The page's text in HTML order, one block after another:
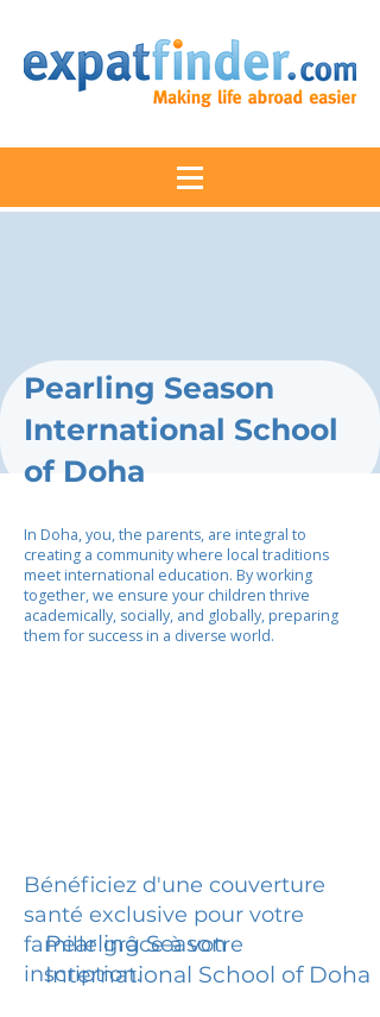
Pearling Season
International School
of Doha
In Doha, you, the parents, are integral to
creating a community where local traditions
meet international education. By working
together, we ensure your children thrive
academically, socially, and globally, preparing
them for success in a diverse world.
Bénéficiez d'une couverture
santé exclusive pour votre
famille grâce à votre
inscription.
Pearling Season
International School of Doha